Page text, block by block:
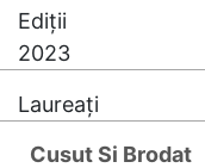
Ediții
2023
Laureați
Cusut Si Brodat